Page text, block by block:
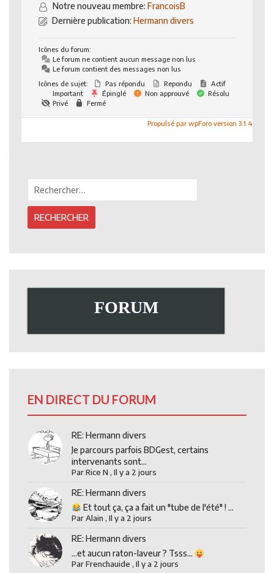
Notre nouveau membre: FrancoisB
Dernière publication: Hermann divers
Icônes du forum:
Le forum ne contient aucun message non lus
Le forum contient des messages non lus
Icônes de sujet:
Pas répondu Repondu
Actif
Important
Épinglé Non approuvé
Résolu
Privé
Fermé
Propulsé par wpForo version 3.1.4
FORUM
EN DIRECT DU FORUM
RE: Hermann divers
Je parcours parfois BDGest, certains
intervenants sont...
ParRice N ,Il y a 2 jours
RE: Hermann divers
Et tout ça, ça a fait un "tube de l'été" ! ...
ParAlain ,Il y a 2 jours
RE: Hermann divers
...et aucun raton-laveur ? Tsss...
ParFrenchauide ,Il y a 2 jours